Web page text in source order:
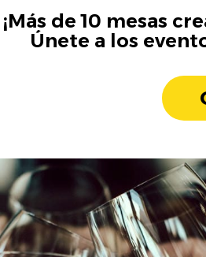
¡Más de 10 mesas
Únete a los